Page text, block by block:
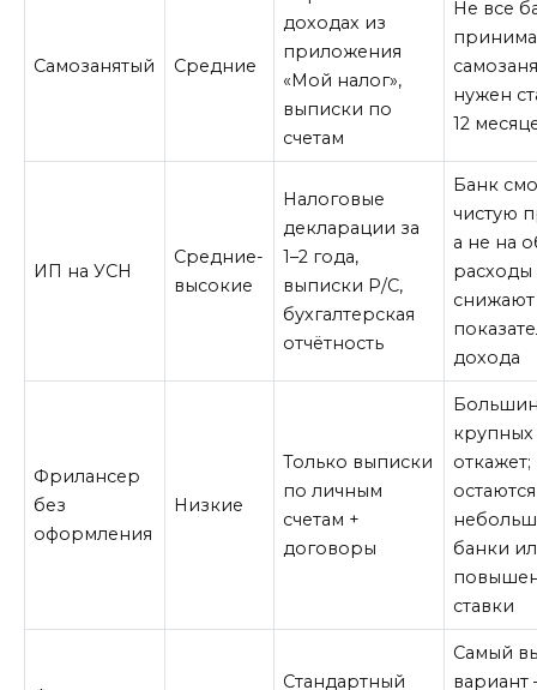
Самозанятый Средние
доходах из
приложения
«Мой налог»,
выписки по
счетам
Не все
нужен
12
ИП на УСН
Средние-
высокие
Налоговые
декларации за
1–2 года,
выписки Р/С,
бухгалтерская
отчётность
Банк
чистую
а не на
расходы
снижают
дохода
Фрилансер
без
оформления
Низкие
Только выписки
по личным
счетам +
договоры
откажет;
остаются
банки
ставки
Стандартный
Самый